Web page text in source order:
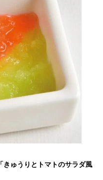
「きゅうりとトマトのサラダ風